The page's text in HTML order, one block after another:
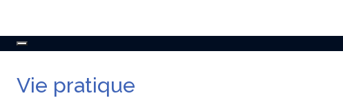
Toggle
Vie pratique